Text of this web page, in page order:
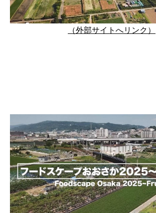
（外部サイトへリンク）